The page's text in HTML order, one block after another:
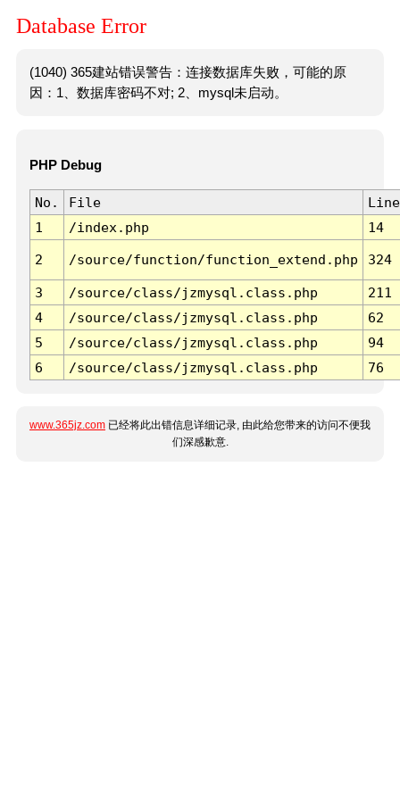
Database Error
(1040) 365建站错误警告：连接数据库失败，可能的原
因：1、数据库密码不对; 2、mysql未启动。
PHP Debug
No. File
Line
1
/index.php 14
2 /source/function/function_extend.php 324
3 /source/class/jzmysql.class.php
211
4
/source/class/jzmysql.class.php
62
5
/source/class/jzmysql.class.php
94
6
/source/class/jzmysql.class.php 76
www.365jz.com 已经将此出错信息详细记录, 由此给您带来的访问不便我
们深感歉意.